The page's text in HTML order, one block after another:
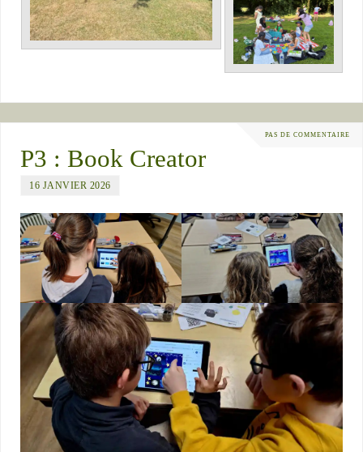
PAS DE COMMENTAIRE
P3 : Book Creator
16 JANVIER 2026